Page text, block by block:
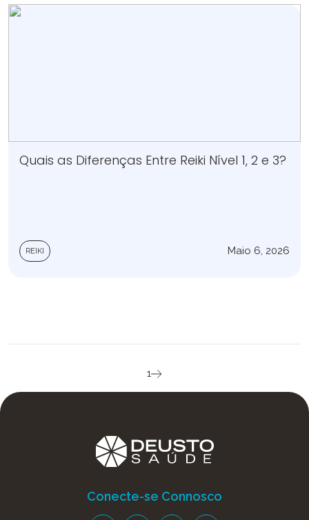
Quais as Diferenças Entre Reiki Nível 1, 2 e 3?
REIKI Maio 6, 2026
1
Conecte-se Connosco